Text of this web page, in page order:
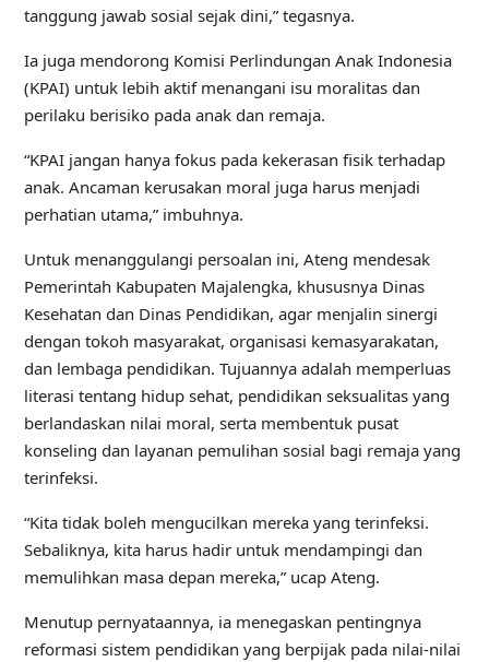
tanggung jawab sosial sejak dini,” tegasnya.
Ia juga mendorong Komisi Perlindungan Anak Indonesia
(KPAI) untuk lebih aktif menangani isu moralitas dan
perilaku berisiko pada anak dan remaja.
“KPAI jangan hanya fokus pada kekerasan fisik terhadap
anak. Ancaman kerusakan moral juga harus menjadi
perhatian utama,” imbuhnya.
Untuk menanggulangi persoalan ini, Ateng mendesak
Pemerintah Kabupaten Majalengka, khususnya Dinas
Kesehatan dan Dinas Pendidikan, agar menjalin sinergi
dengan tokoh masyarakat, organisasi kemasyarakatan,
dan lembaga pendidikan. Tujuannya adalah memperluas
literasi tentang hidup sehat, pendidikan seksualitas yang
berlandaskan nilai moral, serta membentuk pusat
konseling dan layanan pemulihan sosial bagi remaja yang
terinfeksi.
“Kita tidak boleh mengucilkan mereka yang terinfeksi.
Sebaliknya, kita harus hadir untuk mendampingi dan
memulihkan masa depan mereka,” ucap Ateng.
Menutup pernyataannya, ia menegaskan pentingnya
reformasi sistem pendidikan yang berpijak pada nilai-nilai